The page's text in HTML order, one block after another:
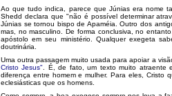
Ao que tudo indica, parece que Júnias era nome
Shedd declara que "não é possível determinar
Júnias se tornou bispo de Apaméia. Outro dos
mas, no masculino. De forma conclusiva, no
apóstolo em seu ministério. Qualquer exegeta
doutrinária.
Uma outra passagem muito usada para apoiar a
Cristo Jesus" . É, de fato, um texto muito
diferença entre homem e mulher. Para eles, Cristo
eclesiásticas que os homens.